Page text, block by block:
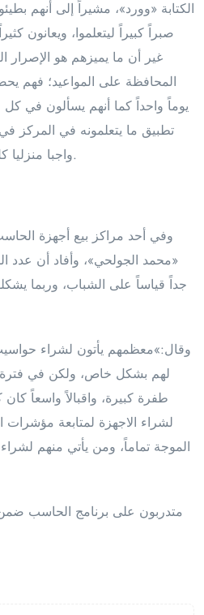
الكتابة «وورد»، مشيراً إلى أنهم
صبراً كبيراً ليتعلموا، ويعانون
غير أن ما يميزهم هو الإصرار
المحافظة على المواعيد؛ فهم
يوماً واحداً كما أنهم يسألون في
تطبيق ما يتعلمونه في المركز في
واجبا منزليا كل مرة حتى يطوروا مهاراتهم.
وفي أحد مراكز بيع أجهزة الحاسب
«محمد الجولحي»، وأفاد أن عدد
وقال:»معظمهم يأتون لشراء
لهم بشكل خاص، ولكن في
طفرة كبيرة، واقبالاً واسعاً كان
لشراء الاجهزة لمتابعة
الموجة تماماً، ومن يأتي منهم
متدربون على برنامج الحاسب